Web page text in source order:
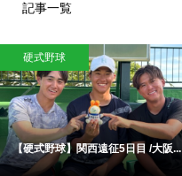
記事一覧
硬式野球
【硬式野球】関西遠征5日目 /大阪...